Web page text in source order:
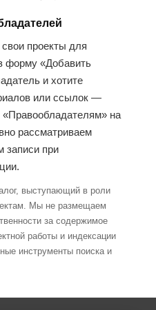
проекты для
форму «Добавить
и хотите
или ссылок —
«Правообладателям» на
рассматриваем
записи при
выступающий в роли
Мы не размещаем
за содержимое
работы и индексации
инструменты поиска и